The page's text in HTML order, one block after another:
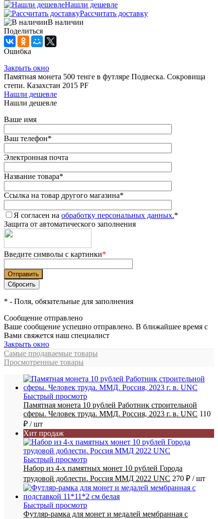
Нашли дешевле
Рассчитать доставку
В наличии
Поделиться
Ошибка
Закрыть окно
Памятная монета 500 тенге в футляре Подвеска. Сокровища
степи. Казахстан 2015 PF
Нашли дешевле
Нашли дешевле
Ваше имя
Ваш телефон*
Электронная почта
Название товара*
Ссылка на товар другого магазина*
Я согласен на обработку персональных данных.*
Защита от автоматического заполнения
Введите символы с картинки*
* - Поля, обязательные для заполнения
Сообщение отправлено
Ваше сообщение успешно отправлено. В ближайшее время с
Вами свяжется наш специалист
Закрыть окно
Самые продаваемые товары
Просмотренные товары
Быстрый просмотр
Памятная монета 10 рублей Работник строительной
сферы. Человек труда. ММД. Россия, 2023 г. в. UNC 110
₽ / шт
Хит продаж
Быстрый просмотр
Набор из 4-х памятных монет 10 рублей Города
трудовой доблести. Россия ММД 2022 UNC 270 ₽ / шт
Быстрый просмотр
Футляр-рамка для монет и медалей мембранная с